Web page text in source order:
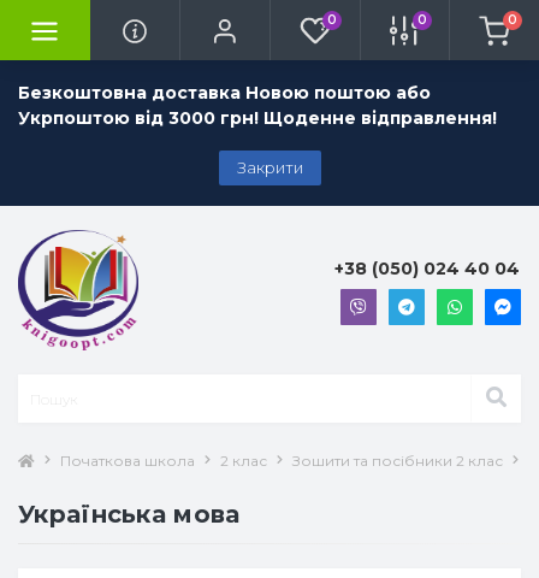
Безкоштовна доставка Новою поштою або
Укрпоштою від 3000 грн! Щоденне відправлення!
Закрити
0 0 0
+38 (050) 024 40 04
Початкова школа 2 клас Зошити та посібники 2 клас
Українська мова